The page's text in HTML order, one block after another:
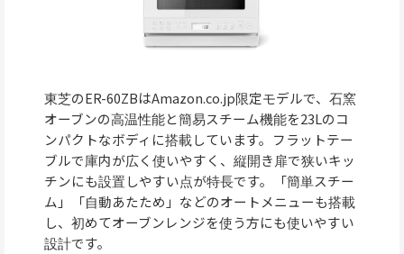
東芝のER-60ZBはAmazon.co.jp限定モデルで、石窯
オーブンの高温性能と簡易スチーム機能を23Lのコ
ンパクトなボディに搭載しています。フラットテー
ブルで庫内が広く使いやすく、縦開き扉で狭いキッ
チンにも設置しやすい点が特長です。「簡単スチー
ム」「自動あたため」などのオートメニューも搭載
し、初めてオーブンレンジを使う方にも使いやすい
設計です。